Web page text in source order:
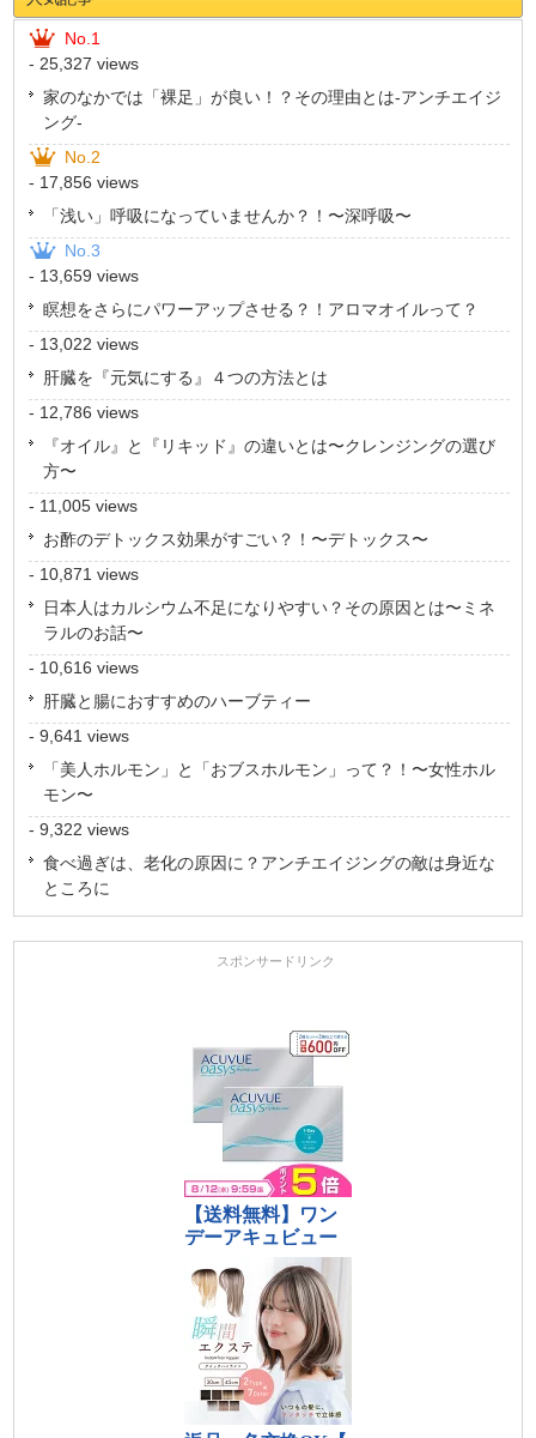
No.1
- 25,327 views
家のなかでは「裸足」が良い！？その理由とは-アンチエイジ
ング-
No.2
- 17,856 views
「浅い」呼吸になっていませんか？！〜深呼吸〜
No.3
- 13,659 views
瞑想をさらにパワーアップさせる？！アロマオイルって？
- 13,022 views
肝臓を『元気にする』４つの方法とは
- 12,786 views
『オイル』と『リキッド』の違いとは〜クレンジングの選び
方〜
- 11,005 views
お酢のデトックス効果がすごい？！〜デトックス〜
- 10,871 views
日本人はカルシウム不足になりやすい？その原因とは〜ミネ
ラルのお話〜
- 10,616 views
肝臓と腸におすすめのハーブティー
- 9,641 views
「美人ホルモン」と「おブスホルモン」って？！〜女性ホル
モン〜
- 9,322 views
食べ過ぎは、老化の原因に？アンチエイジングの敵は身近な
ところに
スポンサードリンク